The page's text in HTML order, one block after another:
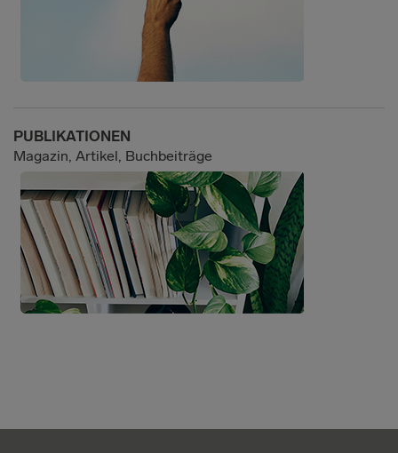
PUBLIKATIONEN
Magazin, Artikel, Buchbeiträge